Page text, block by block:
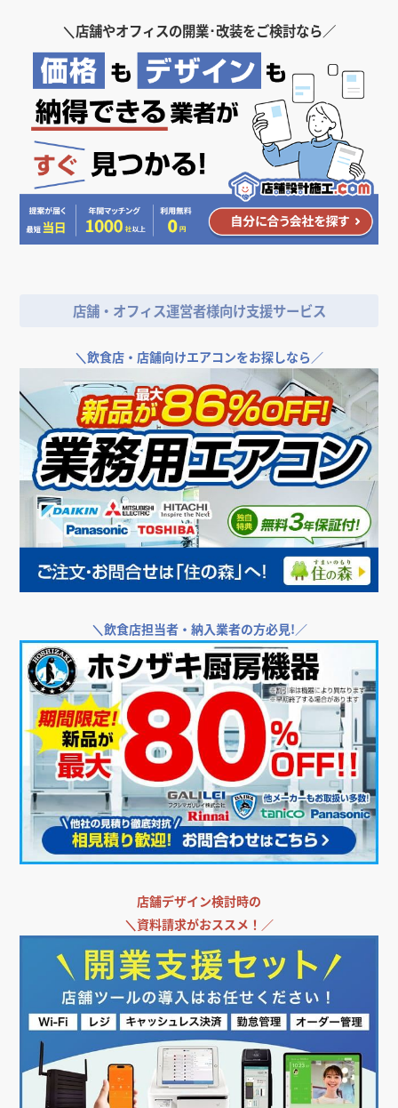
＼店舗やオフィスの開業･改装をご検討なら／
店舗・オフィス運営者様向け支援サービス
＼飲食店・店舗向けエアコンをお探しなら／
＼飲食店担当者・納入業者の方必見!／
店舗デザイン検討時の
＼資料請求がおススメ！／